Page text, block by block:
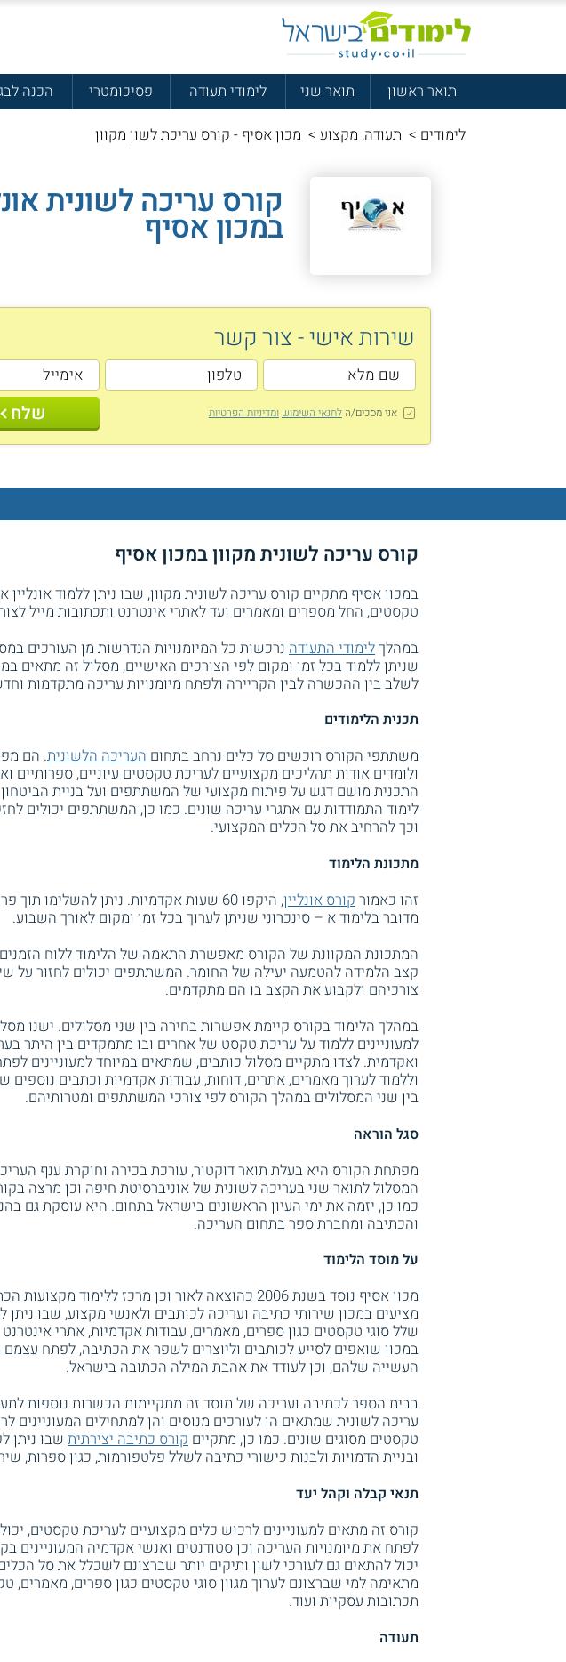
תואר ראשון תואר שני לימודי תעודה פסיכומטרי הכנה
לימודים > תעודה, מקצוע > מכון אסיף - קורס עריכת לשון מקוון
קורס עריכה לשונית
במכון אסיף
שירות אישי - צור קשר
אני מסכים/הלתנאי השימוש ומדיניות הפרטיות שלח
קורס עריכה לשונית מקוון במכון אסיף
במכון אסיף מתקיים קורס עריכה לשונית מקוון, שבו ניתן ללמוד אונליין
טקסטים, החל מספרים ומאמרים ועד לאתרי אינטרנט ותכתובות מייל
במהלךלימודי התעודה נרכשות כל המיומנויות הנדרשות מן העורכים
שניתן ללמוד בכל זמן ומקום לפי הצורכים האישיים, מסלול זה מתאים
לשלב בין ההכשרה לבין הקריירה ולפתח מיומנויות עריכה מתקדמות
תכנית הלימודים
משתתפי הקורס רוכשים סל כלים נרחב בתחום העריכה הלשונית. הם
ולומדים אודות תהליכים מקצועיים לעריכת טקסטים עיוניים, ספרותיים
התכנית מושם דגש על פיתוח מקצועי של המשתתפים ועל בניית
לימוד התמודדות עם אתגרי עריכה שונים. כמו כן, המשתתפים יכולים
וכך להרחיב את סל הכלים המקצועי.
מתכונת הלימוד
זהו כאמורקורס אונליין
מדובר בלימוד א – סינכרוני שניתן לערוך בכל זמן ומקום לאורך השבוע.
המתכונת המקוונת של הקורס מאפשרת התאמה של הלימוד ללוח הזמנים
קצב הלמידה להטמעה יעילה של החומר. המשתתפים יכולים לחזור על
צורכיהם ולקבוע את הקצב בו הם מתקדמים.
במהלך הלימוד בקורס קיימת אפשרות בחירה בין שני מסלולים. ישנו
למעוניינים ללמוד על עריכת טקסט של אחרים ובו מתמקדים בין היתר
ואקדמית. לצדו מתקיים מסלול כותבים, שמתאים במיוחד למעוניינים
וללמוד לערוך מאמרים, אתרים, דוחות, עבודות אקדמיות וכתבים
בין שני המסלולים במהלך הקורס לפי צורכי המשתתפים ומטרותיהם.
סגל הוראה
מפתחת הקורס היא בעלת תואר דוקטור, עורכת בכירה וחוקרת ענף
המסלול לתואר שני בעריכה לשונית של אוניברסיטת חיפה וכן מרצה
כמו כן, יזמה את ימי העיון הראשונים בישראל בתחום. היא עוסקת גם
והכתיבה ומחברת ספר בתחום העריכה.
על מוסד הלימוד
מכון אסיף נוסד בשנת 2006 כהוצאה לאור וכן מרכז
מציעים במכון שירותי כתיבה ועריכה לכותבים ולאנשי מקצוע, שבו
שלל סוגי טקסטים כגון ספרים, מאמרים, עבודות אקדמיות, אתרי אינטרנט
במכון שואפים לסייע לכותבים וליוצרים לשפר את הכתיבה, לפתח
העשייה שלהם, וכן לעודד את אהבת המילה הכתובה בישראל.
בבית הספר לכתיבה ועריכה של מוסד זה מתקיימות הכשרות נוספות
עריכה לשונית שמתאים הן לעורכים מנוסים והן למתחילים המעוניינים
טקסטים מסוגים שונים. כמו כן, מתקיים קורס כתיבה יצירתית שבו ניתן
ובניית הדמויות ולבנות כישורי כתיבה לשלל פלטפורמות, כגון ספרות,
תנאי קבלה וקהל יעד
קורס זה מתאים למעוניינים לרכוש כלים מקצועיים לעריכת טקסטים,
לפתח את מיומנויות העריכה וכן סטודנטים ואנשי אקדמיה המעוניינים
יכול להתאים גם לעורכי לשון ותיקים יותר שברצונם לשכלל את סל
מתאימה למי שברצונם לערוך מגוון סוגי טקסטים כגון ספרים, מאמרים,
תכתובות עסקיות ועוד.
תעודה